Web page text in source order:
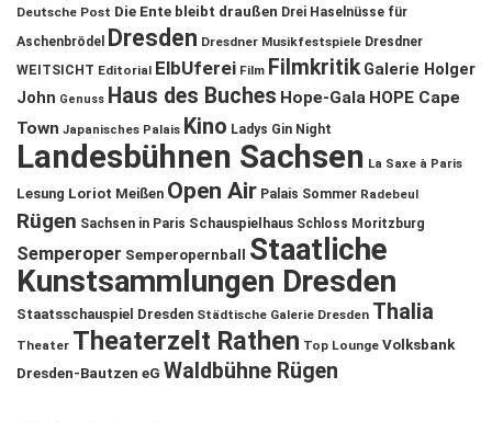
Deutsche Post Die Ente bleibt draußen Drei Haselnüsse für
Aschenbrödel
Dresden Dresdner Musikfestspiele Dresdner
WEITSICHT Editorial ElbUferei Film Filmkritik Galerie Holger
John Genuss Haus des Buches Hope-Gala HOPE Cape
Town Japanisches Palais Kino Ladys Gin Night
Landesbühnen Sachsen La Saxe à Paris
Lesung Loriot Meißen Open Air Palais Sommer Radebeul
Rügen Sachsen in Paris Schauspielhaus Schloss Moritzburg
Semperoper Semperopernball
Staatliche
Kunstsammlungen Dresden
Staatsschauspiel Dresden Städtische Galerie Dresden Thalia
Theater Theaterzelt Rathen Top Lounge Volksbank
Dresden-Bautzen eG Waldbühne Rügen